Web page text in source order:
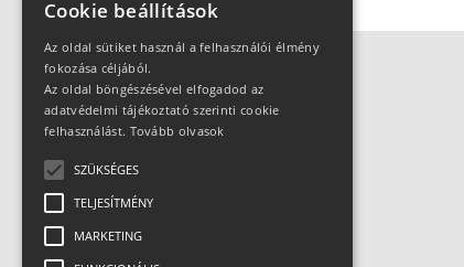
Cookie beállítások
Az oldal sütiket használ a felhasználói élmény
fokozása céljából.
Az oldal böngészésével elfogadod az
adatvédelmi tájékoztató szerinti cookie
felhasználást. Tovább olvasok
SZÜKSÉGES
TELJESÍTMÉNY
MARKETING